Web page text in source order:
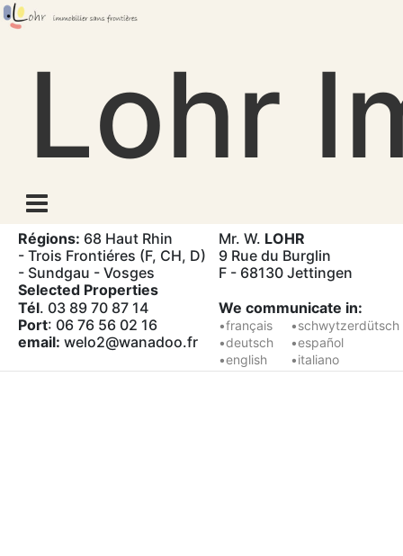
Skip
to
Lohr
Régions: 68 Haut Rhin
- Trois Frontiéres (F, CH, D)
- Sundgau - Vosges
Selected Properties
Mr. W. LOHR
9 Rue du Burglin
F - 68130 Jettingen
Tél. 03 89 70 87 14
Port: 06 76 56 02 16
email: welo2@wanadoo.fr
We communicate in:
•français
•deutsch
•english
•schwytzerdütsch
•español
•italiano